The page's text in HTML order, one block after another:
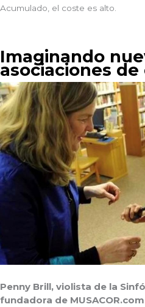
Acumulado, el coste es alto.
Imaginando
asociaciones
Penny Brill, violista de la
fundadora de